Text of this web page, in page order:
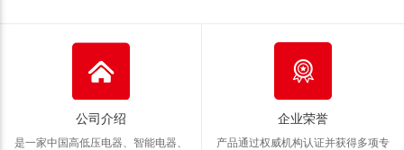
公司介绍
是一家中国高低压电器、智能电器、
企业荣誉
产品通过权威机构认证并获得多项专